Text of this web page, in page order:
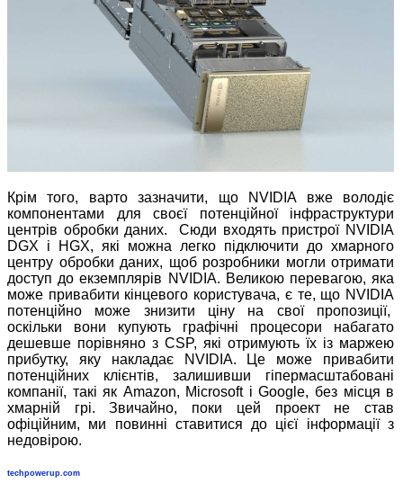
Крім того, варто зазначити, що NVIDIA вже володіє
компонентами для своєї потенційної інфраструктури
центрів обробки даних. Сюди входять пристрої NVIDIA
DGX і HGX, які можна легко підключити до хмарного
центру обробки даних, щоб розробники могли отримати
доступ до екземплярів NVIDIA. Великою перевагою, яка
може привабити кінцевого користувача, є те, що NVIDIA
потенційно може знизити ціну на свої пропозиції,
оскільки вони купують графічні процесори набагато
дешевше порівняно з CSP, які отримують їх із маржею
прибутку, яку накладає NVIDIA. Це може привабити
потенційних клієнтів, залишивши гіпермасштабовані
компанії, такі як Amazon, Microsoft і Google, без місця в
хмарній грі. Звичайно, поки цей проект не став
офіційним, ми повинні ставитися до цієї інформації з
недовірою.
techpowerup.com